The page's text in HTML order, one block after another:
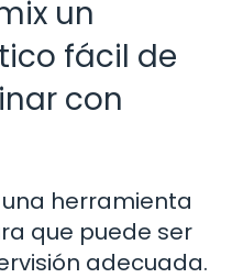
un
fácil de
con
una herramienta
que puede ser
adecuada.